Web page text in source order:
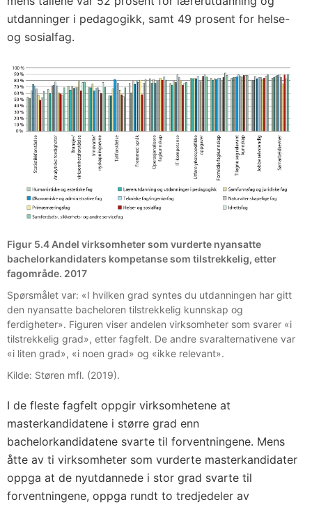
utdanninger i pedagogikk, samt 49 prosent for helse-
og sosialfag.
Figur 5.4 Andel virksomheter som vurderte nyansatte
bachelorkandidaters kompetanse som tilstrekkelig, etter
fagområde. 2017
Spørsmålet var: «I hvilken grad syntes du utdanningen har gitt
den nyansatte bacheloren tilstrekkelig kunnskap og
ferdigheter». Figuren viser andelen virksomheter som svarer «i
tilstrekkelig grad», etter fagfelt. De andre svaralternativene var
«i liten grad», «i noen grad» og «ikke relevant».
Kilde: Støren mfl. (2019).
I de fleste fagfelt oppgir virksomhetene at
masterkandidatene i større grad enn
bachelorkandidatene svarte til forventningene. Mens
åtte av ti virksomheter som vurderte masterkandidater
oppga at de nyutdannede i stor grad svarte til
forventningene, oppga rundt to tredjedeler av